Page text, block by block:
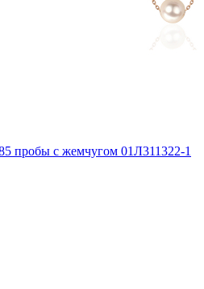
пробы с жемчугом 01Л311322-1